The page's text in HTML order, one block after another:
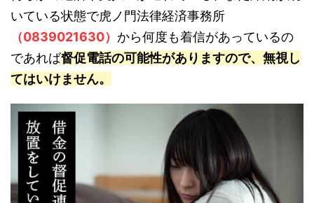
いている状態で虎ノ門法律経済事務所
（0839021630） から何度も着信があっているの
であれば督促電話の可能性がありますので、無視し
てはいけません。